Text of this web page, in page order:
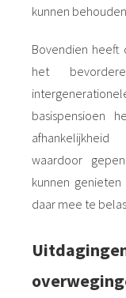
kunnen behouden.
Bovendien heeft
het
basispensioen
waardoor
kunnen
daar mee te